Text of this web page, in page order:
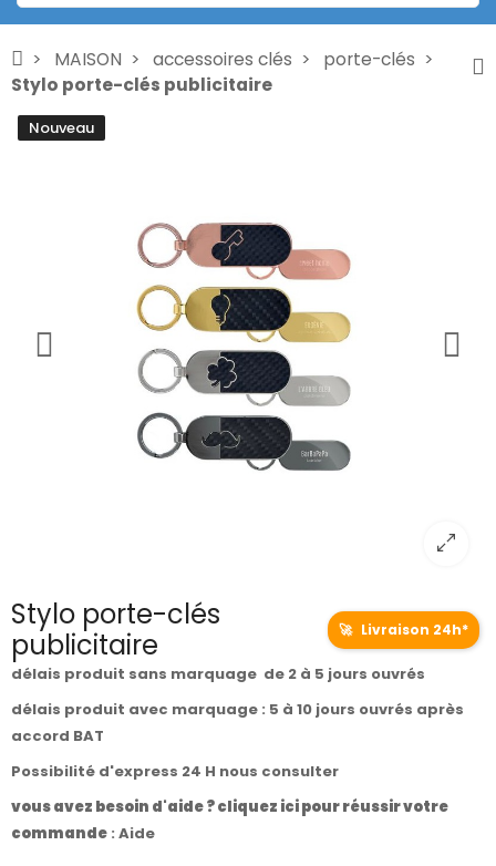
MAISON accessoires clés
porte-clés
Stylo porte-clés publicitaire
Nouveau
Stylo porte-clés
publicitaire
🚀 Livraison 24h*
délais produit sans marquage de 2 à 5 jours ouvrés
délais produit avec marquage : 5 à 10 jours ouvrés après
accord BAT
Possibilité d'express 24 H nous consulter
vous avez besoin d'aide ? cliquez ici pour réussir votre
commande : Aide